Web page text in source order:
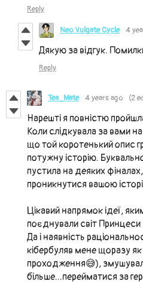
Reply
Neo Vulgate Cycle 4
Дякую за відгук.
Reply
Tea_Mate 4 years ago (2
Нарешті я повністю
Коли слідкувала за вами
що той коротенький опис
потужну історію.
пустила на деяких
проникнутися вашою
Цікавий напрямок ідеї,
поєднували світ
Да і наявність
кібербуляв мене щоразу
проходження😅),
більше...перейматися за